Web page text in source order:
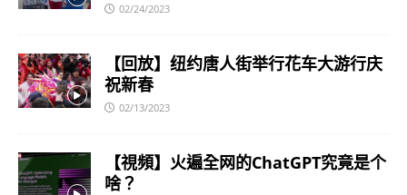
02/24/2023
【回放】纽约唐人街举行花车大游行庆
祝新春
02/13/2023
【視頻】火遍全网的ChatGPT究竟是个
啥？